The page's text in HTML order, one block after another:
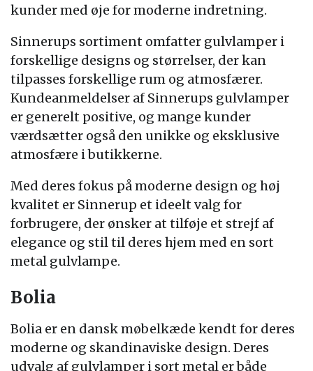
kunder med øje for moderne indretning.
Sinnerups sortiment omfatter gulvlamper i
forskellige designs og størrelser, der kan
tilpasses forskellige rum og atmosfærer.
Kundeanmeldelser af Sinnerups gulvlamper
er generelt positive, og mange kunder
værdsætter også den unikke og eksklusive
atmosfære i butikkerne.
Med deres fokus på moderne design og høj
kvalitet er Sinnerup et ideelt valg for
forbrugere, der ønsker at tilføje et strejf af
elegance og stil til deres hjem med en sort
metal gulvlampe.
Bolia
Bolia er en dansk møbelkæde kendt for deres
moderne og skandinaviske design. Deres
udvalg af gulvlamper i sort metal er både